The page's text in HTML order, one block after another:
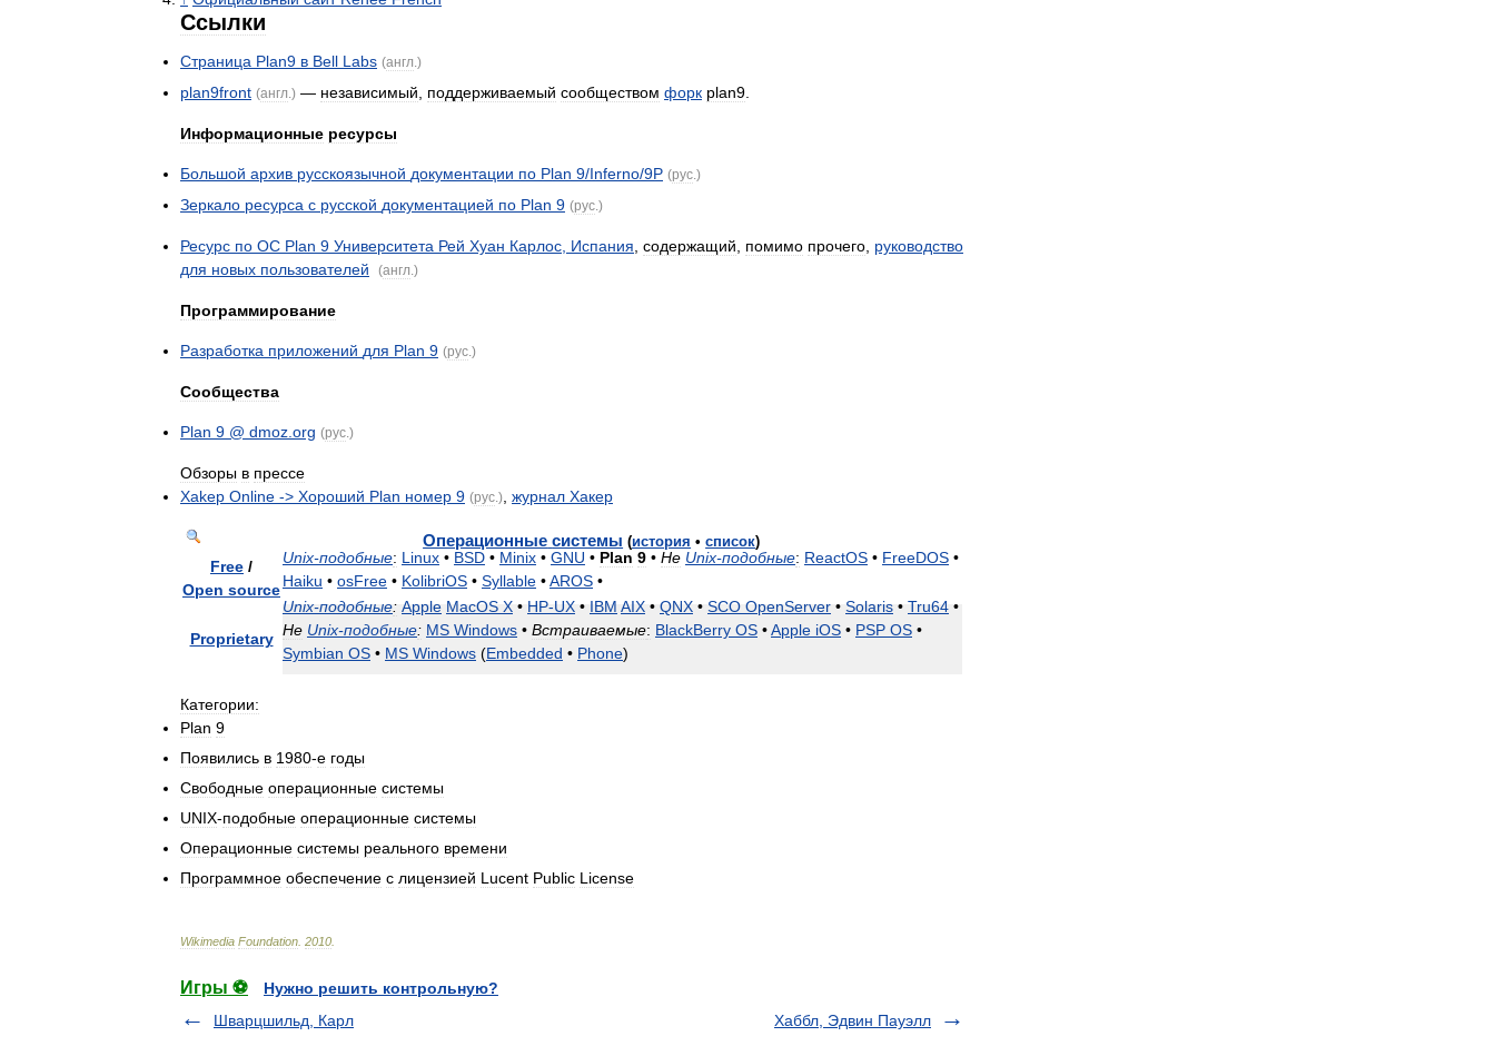
Ссылки
Страница Plan9 в Bell Labs (англ .)
plan9front (англ .) — независимый поддерживаемый сообществом форк plan9
Информационные ресурсы
Большой архив русскоязычной документации по Plan 9/Inferno/9P (рус .)
Зеркало ресурса с русской документацией по Plan 9 (рус .)
Ресурс по ОС Plan 9 Университета Рей Хуан Карлос Испания содержащий помимо прочего руководство
для новых пользователей (англ .)
Программирование
Разработка приложений для Plan 9 (рус .)
Сообщества
Plan 9 @ dmoz org (рус .)
Обзоры в прессе
Xakep Online -> Хороший Plan номер 9 (рус .) журнал Хакер
Операционные системы (история •список)
Free /
Open source
Unix-подобные: Linux • BSD • Minix • GNU • Plan 9 • Не Unix-подобные: ReactOS • FreeDOS •
Haiku • osFree • KolibriOS • Syllable •AROS •
Proprietary
Unix-подобные: Apple MacOS X • HP-UX • IBM AIX • QNX • SCO OpenServer • Solaris • Tru64 •
Не Unix-подобные: MS Windows • Встраиваемые: BlackBerry OS •Apple iOS • PSP OS •
Symbian OS • MS Windows (Embedded • Phone)
Категории:
Plan 9
Появились в 1980-е годы
Свободные операционные системы
UNIX-подобные операционные системы
Операционные системы реального времени
Программное обеспечение с лицензией Lucent Public License
Wikimedia Foundation 2010
Игры ⚽
Нужно решить контрольную?
Шварцшильд, Карл
Хаббл, Эдвин Пауэлл